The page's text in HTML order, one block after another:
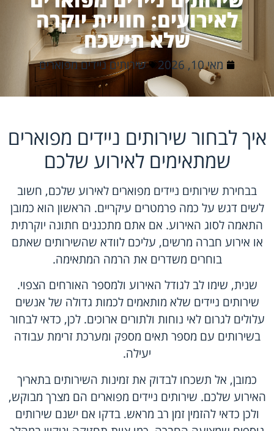
לאירועים: חוויית יוקרה
שלא תישכח
מאי 10, 2026 שירותים ניידים מפוארים
איך לבחור שירותים ניידים מפוארים
שמתאימים לאירוע שלכם
בבחירת שירותים ניידים מפוארים לאירוע שלכם, חשוב
לשים דגש על כמה פרמטרים עיקריים. הראשון הוא כמובן
התאמה לסוג האירוע. אם אתם מתכננים חתונה יוקרתית
או אירוע חברה מרשים, עליכם לוודא שהשירותים שאתם
בוחרים משדרים את הרמה המתאימה.
שנית, שימו לב לגודל האירוע ולמספר האורחים הצפוי.
שירותים ניידים שלא מותאמים לכמות גדולה של אנשים
עלולים לגרום לאי נוחות ולתורים ארוכים. לכן, כדאי לבחור
בשירותים עם מספר תאים מספק ומערכת זרימת עבודה
יעילה.
כמובן, אל תשכחו לבדוק אתזמינות השירותים בתאריך
האירוע שלכם. שירותים ניידים מפוארים הם מצרך מבוקש,
ולכן כדאי להזמין זמן רב מראש. בדקו אם ישנם שירותים